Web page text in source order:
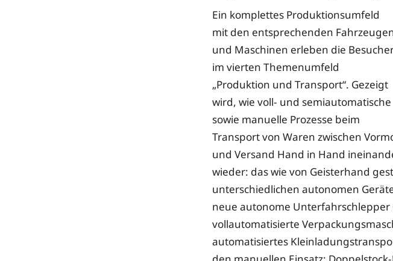
Ein komplettes Produktionsumfeld
mit den entsprechenden
und Maschinen erleben die
im vierten Themenumfeld
„Produktion und Transport“. Gezeigt
wird, wie voll- und semiautomatische
sowie manuelle Prozesse beim
Transport von Waren zwischen
und Versand Hand in Hand
wieder: das wie von Geisterhand
unterschiedlichen autonomen
neue autonome Unterfahrschlepper
vollautomatisierte
automatisiertes